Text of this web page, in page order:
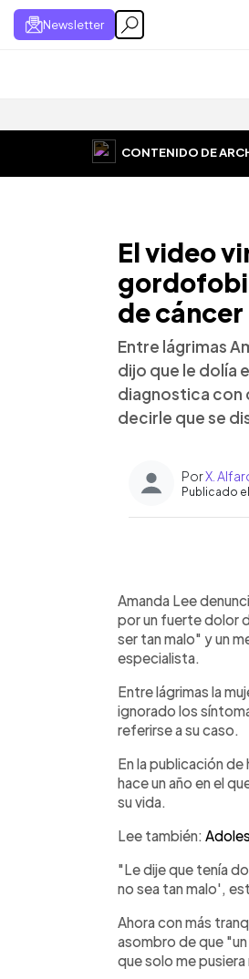
Newsletter
CONTENIDO DE
El video
de cáncer
Entre lágrimas
dijo que le dolía
diagnostica con
decirle que se
PorX.
Publicado
►
Amanda Lee
por un fuerte dolor
ser tan malo" y un
especialista.
Entre lágrimas la
ignorado los
referirse a su caso.
En la publicación
hace un año en el
su vida.
Lee también:
"Le dije que tenía
no sea tan malo',
Ahora con más
asombro de que
que solo me